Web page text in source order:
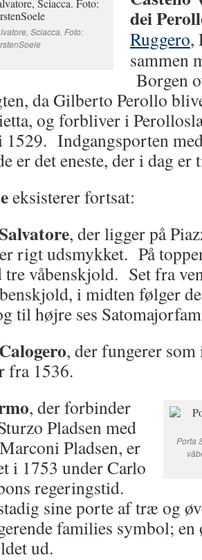
Sciacca. Foto:
dei
Ruggero,
sammen
Borgen
da Gilberto Perollo
og forbliver i
1529. Indgangsporten
er det eneste, der i dag er
eksisterer fortsat:
, der ligger på
rigt udsmykket. På
tre våbenskjold. Set fra
i midten følger
til højre ses
, der fungerer
fra 1536.
Porta
, der forbinder
Pladsen med
Pladsen, er
i 1753 under Carlo
regeringstid.
sine porte af træ og
families symbol;
ud.